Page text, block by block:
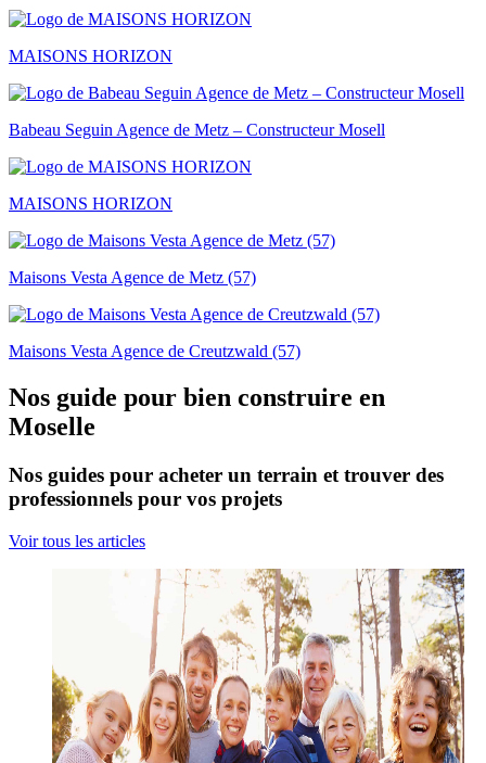
MAISONS HORIZON
Babeau Seguin Agence de Metz – Constructeur Mosell
MAISONS HORIZON
Maisons Vesta Agence de Metz (57)
Maisons Vesta Agence de Creutzwald (57)
Nos guide pour bien construire en
Moselle
Nos guides pour acheter un terrain et trouver des
professionnels pour vos projets
Voir tous les articles